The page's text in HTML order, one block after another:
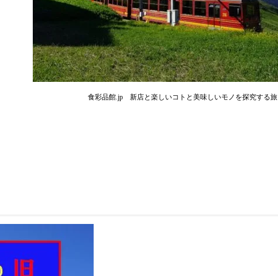
食彩品館.jp 新店と楽しいコトと美味しいモノを探究する旅